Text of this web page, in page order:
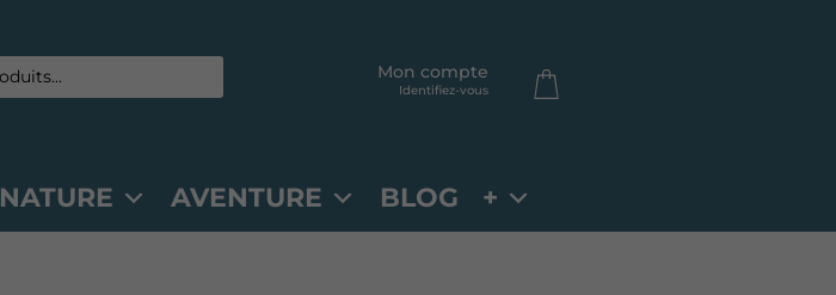
Mon compte
Identifiez-vous
NATURE AVENTURE BLOG +